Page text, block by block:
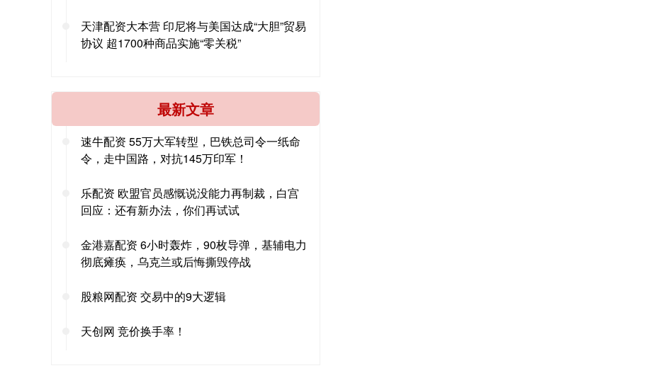
天津配资大本营 印尼将与美国达成“大胆”贸易
协议 超1700种商品实施“零关税”
最新文章
速牛配资 55万大军转型，巴铁总司令一纸命
令，走中国路，对抗145万印军！
乐配资 欧盟官员感慨说没能力再制裁，白宫
回应：还有新办法，你们再试试
金港嘉配资 6小时轰炸，90枚导弹，基辅电力
彻底瘫痪，乌克兰或后悔撕毁停战
股粮网配资 交易中的9大逻辑
天创网 竞价换手率！